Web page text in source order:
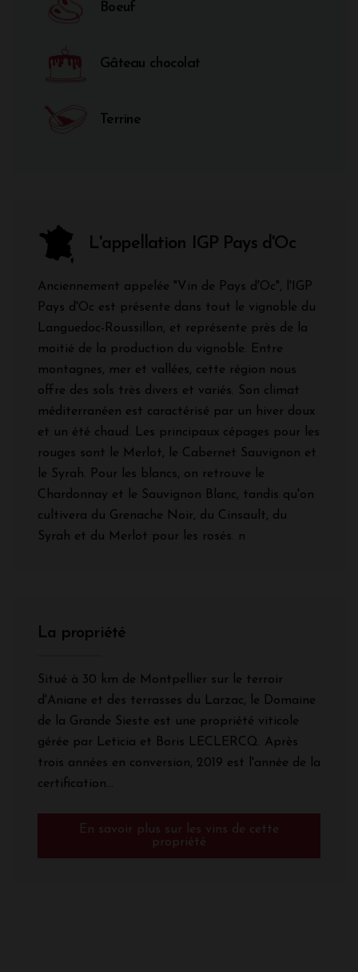
Boeuf
Gâteau chocolat
Terrine
L'appellation IGP Pays d'Oc
Anciennement appelée "Vin de Pays d'Oc", l'IGP
Pays d'Oc est présente dans tout le vignoble du
Languedoc-Roussillon, et représente près de la
moitié de la production du vignoble. Entre
montagnes, mer et vallées, cette région nous
offre des sols très divers et variés. Son climat
méditerranéen est caractérisé par un hiver doux
et un été chaud. Les principaux cépages pour les
rouges sont le Merlot, le Cabernet Sauvignon et
le Syrah. Pour les blancs, on retrouve le
Chardonnay et le Sauvignon Blanc, tandis qu'on
cultivera du Grenache Noir, du Cinsault, du
Syrah et du Merlot pour les rosés. n
La propriété
Situé à 30 km de Montpellier sur le terroir
d'Aniane et des terrasses du Larzac, le Domaine
de la Grande Sieste est une propriété viticole
gérée par Leticia et Boris LECLERCQ. Après
trois années en conversion, 2019 est l'année de la
certification...
En savoir plus sur les vins de cette
propriété